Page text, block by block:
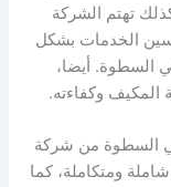
تهتم الشركة
الخدمات بشكل
السطوة. أيضا،
المكيف وكفاءته.
السطوة من شركة
ومتكاملة، كما